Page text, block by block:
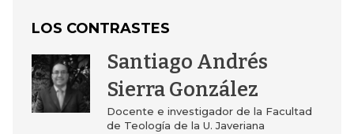
LOS CONTRASTES
Santiago Andrés
Sierra González
Docente e investigador de la Facultad
de Teología de la U. Javeriana